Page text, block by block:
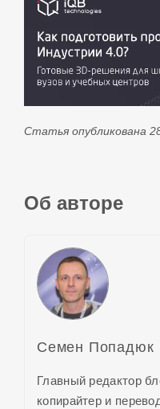
Статья опубликована
Об авторе
Семен Попадюк
Главный редактор
копирайтер и